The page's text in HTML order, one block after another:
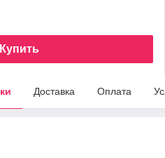
Купить
Доставка Оплата